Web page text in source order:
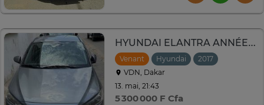
HYUNDAI ELANTRA ANNÉE 2017
Venant Hyundai 2017
VDN, Dakar
13. mai, 21:43
5 300 000 F Cfa